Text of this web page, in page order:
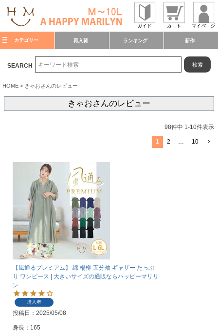
カテゴリー 再入荷 ランキング 新作
SEARCH 検索
HOME きゃおさんのレビュー
きゃおさんのレビュー
98件中 1-10件表示
1 2 … 10
【風通るプレミアム】 綿 楊柳 五分袖 ギャザー たっぷ
り ワンピース | 大きいサイズの通販ならハッピーマリリ
ン
購入者
投稿日 2025/05/08
身長：165